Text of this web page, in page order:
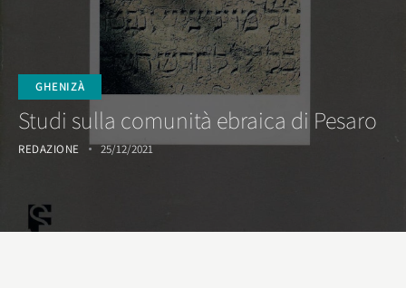
GHENIZÀ
Studi sulla comunità ebraica di Pesaro
REDAZIONE 25/12/2021